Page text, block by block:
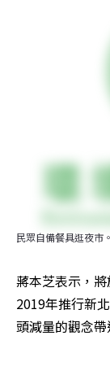
民眾自備餐具逛夜市
蔣本芝表示，
2019年推行新
頭減量的觀念